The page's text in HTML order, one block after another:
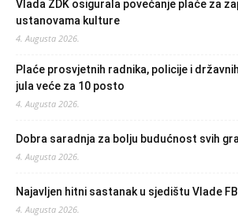
Vlada ZDK osigurala povećanje plaće za
ustanovama kulture
4. Augusta 2026.
Plaće prosvjetnih radnika, policije i
jula veće za 10 posto
4. Augusta 2026.
Dobra saradnja za bolju budućnost svih
4. Augusta 2026.
Najavljen hitni sastanak u sjedištu Vlade
4. Augusta 2026.